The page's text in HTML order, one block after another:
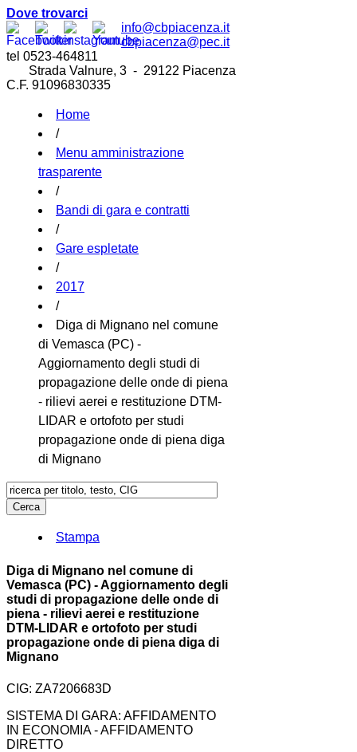
Dove trovarci
info@cbpiacenza.it
cbpiacenza@pec.it
tel 0523-464811
Strada Valnure, 3 - 29122 Piacenza
C.F. 91096830335
Home
/
Menu amministrazione
trasparente
/
Bandi di gara e contratti
/
Gare espletate
/
2017
/
Diga di Mignano nel comune
di Vemasca (PC) -
Aggiornamento degli studi di
propagazione delle onde di piena
- rilievi aerei e restituzione DTM-
LIDAR e ortofoto per studi
propagazione onde di piena diga
di Mignano
Stampa
Diga di Mignano nel comune di
Vemasca (PC) - Aggiornamento degli
studi di propagazione delle onde di
piena - rilievi aerei e restituzione
DTM-LIDAR e ortofoto per studi
propagazione onde di piena diga di
Mignano
CIG: ZA7206683D
SISTEMA DI GARA: AFFIDAMENTO
IN ECONOMIA - AFFIDAMENTO
DIRETTO